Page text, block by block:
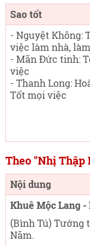
Sao tốt
- Nguyệt Không:
việc làm nhà,
- Mãn Đức tinh:
việc
- Thanh Long:
Tốt mọi việc
Theo "Nhị Thập
Nội dung
Khuê Mộc Lang -
(Bình Tú) Tướng
Năm.